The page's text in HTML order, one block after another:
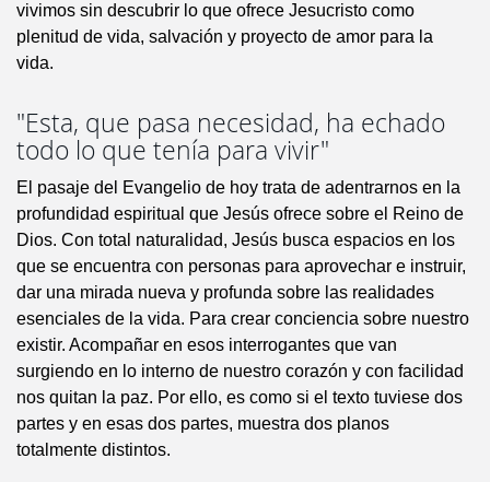
vivimos sin descubrir lo que ofrece Jesucristo como
plenitud de vida, salvación y proyecto de amor para la
vida.
"Esta, que pasa necesidad, ha echado
todo lo que tenía para vivir"
El pasaje del Evangelio de hoy trata de adentrarnos en la
profundidad espiritual que Jesús ofrece sobre el Reino de
Dios. Con total naturalidad, Jesús busca espacios en los
que se encuentra con personas para aprovechar e instruir,
dar una mirada nueva y profunda sobre las realidades
esenciales de la vida. Para crear conciencia sobre nuestro
existir. Acompañar en esos interrogantes que van
surgiendo en lo interno de nuestro corazón y con facilidad
nos quitan la paz. Por ello, es como si el texto tuviese dos
partes y en esas dos partes, muestra dos planos
totalmente distintos.